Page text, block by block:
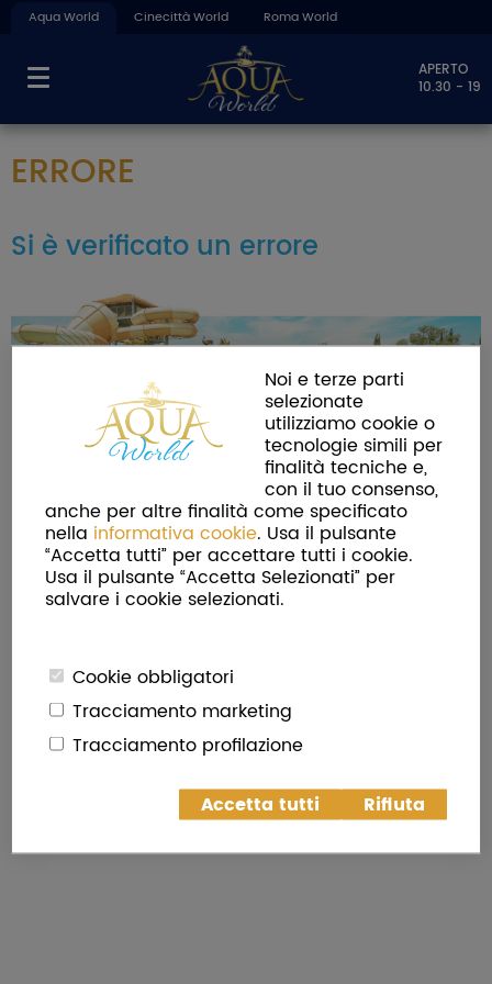
Noi e terze parti
selezionate
utilizziamo cookie o
tecnologie simili per
finalità tecniche e,
con il tuo consenso,
anche per altre finalità come specificato
nella informativa cookie. Usa il pulsante
“Accetta tutti” per accettare tutti i cookie.
Usa il pulsante “Accetta Selezionati” per
salvare i cookie selezionati.
Cookie obbligatori
Tracciamento marketing
Tracciamento profilazione
Accetta tutti Rifiuta
Aqua World Cinecittà World Roma World
APERTO
10.30 - 19
ERRORE
Si è verificato un errore
Torna in Home Page